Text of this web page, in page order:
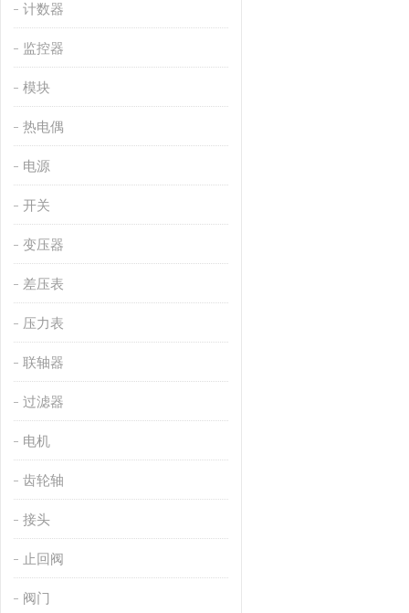
计数器
监控器
模块
热电偶
电源
开关
变压器
差压表
压力表
联轴器
过滤器
电机
齿轮轴
接头
止回阀
阀门